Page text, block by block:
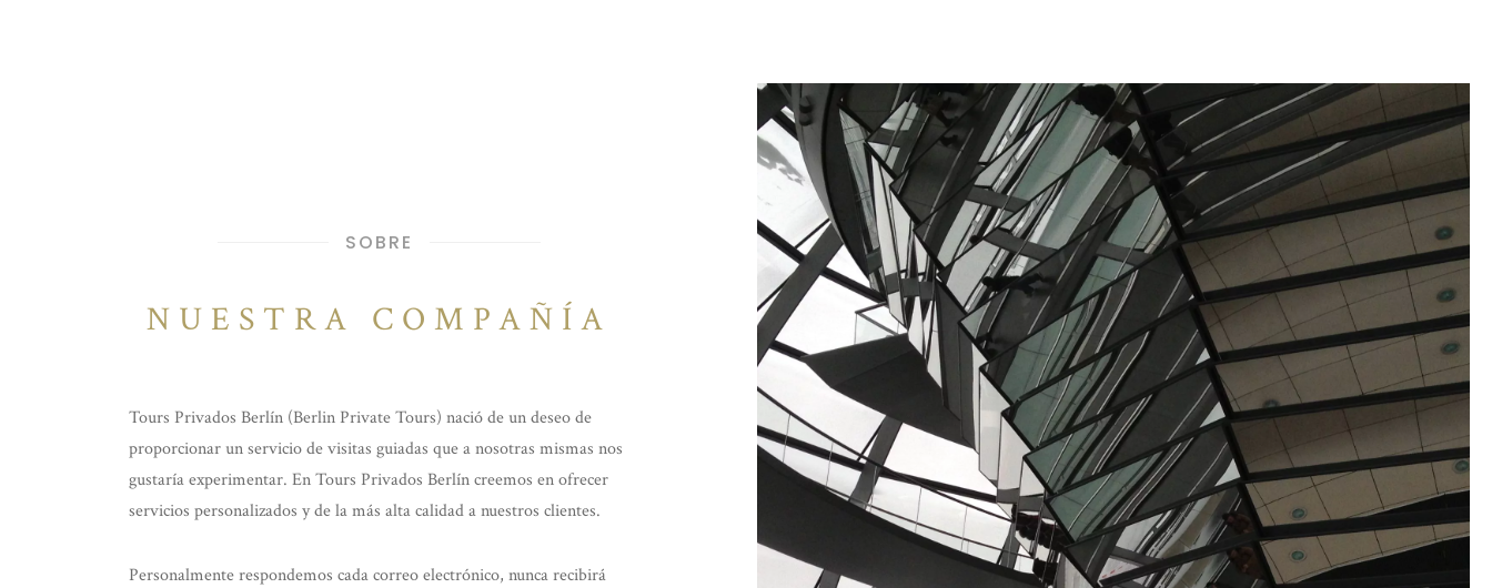
SOBRE
NUESTRA COMPAÑÍA
Tours Privados Berlín (Berlin Private Tours) nació de un deseo de
proporcionar un servicio de visitas guiadas que a nosotras mismas nos
gustaría experimentar. En Tours Privados Berlín creemos en ofrecer
servicios personalizados y de la más alta calidad a nuestros clientes.
Personalmente respondemos cada correo electrónico, nunca recibirá